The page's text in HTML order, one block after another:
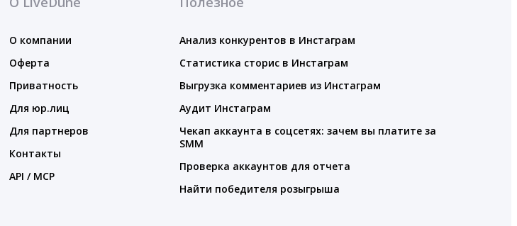
О компании
Оферта
Приватность
Для юр.лиц
Для партнеров
Контакты
API / MCP
Анализ конкурентов в Инстаграм
Статистика сторис в Инстаграм
Выгрузка комментариев из Инстаграм
Аудит Инстаграм
Чекап аккаунта в соцсетях: зачем вы платите за
SMM
Проверка аккаунтов для отчета
Найти победителя розыгрыша